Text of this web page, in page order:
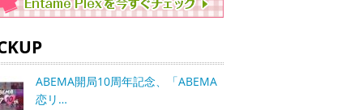
ABEMA開局10周年記念、「ABEMA
恋リ…